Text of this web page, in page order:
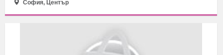
София, Център